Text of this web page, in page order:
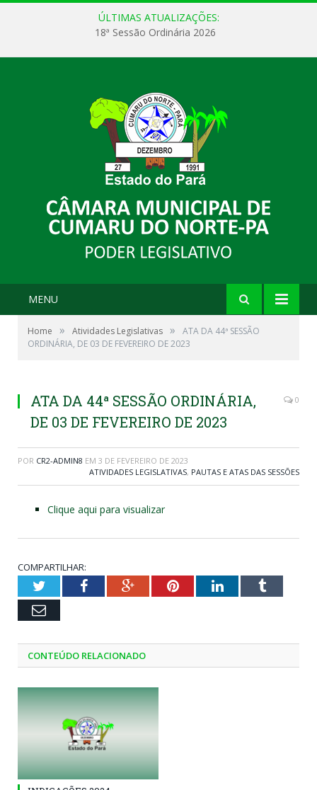
ÚLTIMAS ATUALIZAÇÕES:
18ª Sessão Ordinária 2026
MENU
Home » Atividades Legislativas »
ATA DA 44ª SESSÃO
ORDINÁRIA, DE 03 DE FEVEREIRO DE 2023
ATA DA 44ª SESSÃO ORDINÁRIA,
DE 03 DE FEVEREIRO DE 2023
0
POR CR2-ADMIN8 EM 3 DE FEVEREIRO DE 2023
ATIVIDADES LEGISLATIVAS, PAUTAS E ATAS DAS SESSÕES
Clique aqui para visualizar
COMPARTILHAR:
TwitterFacebookGoogle+PinterestLinkedInTumblr
Email
CONTEÚDO RELACIONADO